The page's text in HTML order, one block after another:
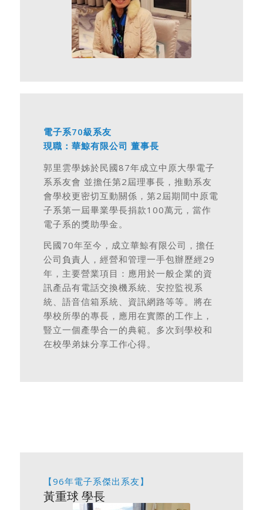
電子系70級系友
現職：華鯨有限公司 董事長
郭里雲學姊於民國87年成立中原大學電子
系系友會 並擔任第2屆理事長，推動系友
會學校更密切互動關係，第2屆期間中原電
子系第一屆畢業學長捐款100萬元，當作
電子系的獎助學金。
民國70年至今，成立華鯨有限公司，擔任
公司負責人，經營和管理一手包辦歷經29
年，主要營業項目：應用於一般企業的資
訊產品有電話交換機系統、安控監視系
統、語音信箱系統、資訊網路等等。將在
學校所學的專長，應用在實際的工作上，
豎立一個產學合一的典範。多次到學校和
在校學弟妹分享工作心得。
【96年電子系傑出系友】
黃重球 學長